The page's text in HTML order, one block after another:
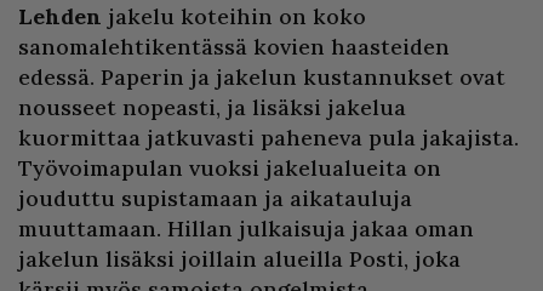
Lehden jakelu koteihin on koko
sanomalehtikentässä kovien haasteiden
edessä. Paperin ja jakelun kustannukset ovat
nousseet nopeasti, ja lisäksi jakelua
kuormittaa jatkuvasti paheneva pula jakajista.
Työvoimapulan vuoksi jakelualueita on
jouduttu supistamaan ja aikatauluja
muuttamaan. Hillan julkaisuja jakaa oman
jakelun lisäksi joillain alueilla Posti, joka